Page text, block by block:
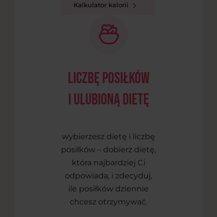
Kalkulator kalorii
liczbę posiłków
i ulubioną dietę
wybierzesz dietę i liczbę
posiłków – dobierz dietę,
która najbardziej Ci
odpowiada, i zdecyduj,
ile posiłków dziennie
chcesz otrzymywać.